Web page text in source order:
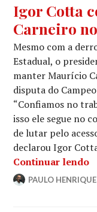
Igor Cotta
Carneiro
Mesmo com a
Estadual, o
manter Maurício
disputa do
“Confiamos no
isso ele segue no
de lutar pelo
declarou Igor
Continuar lendo
PAULO HENRIQUE